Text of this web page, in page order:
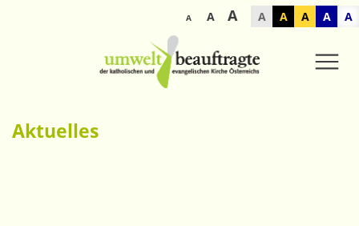
A A A A A A A A
Aktuelles